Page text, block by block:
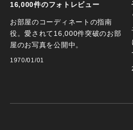
16,000件のフォトレビュー
お部屋のコーディネートの指南
役。愛されて16,000件突破のお部
屋のお写真を公開中。
1970/01/01